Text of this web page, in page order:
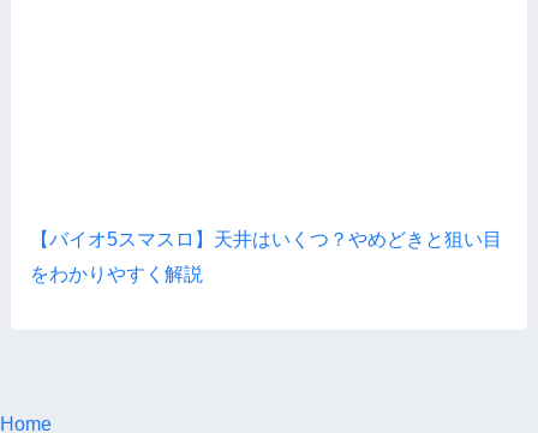
【バイオ5スマスロ】天井はいくつ？やめどきと狙い目
をわかりやすく解説
Home